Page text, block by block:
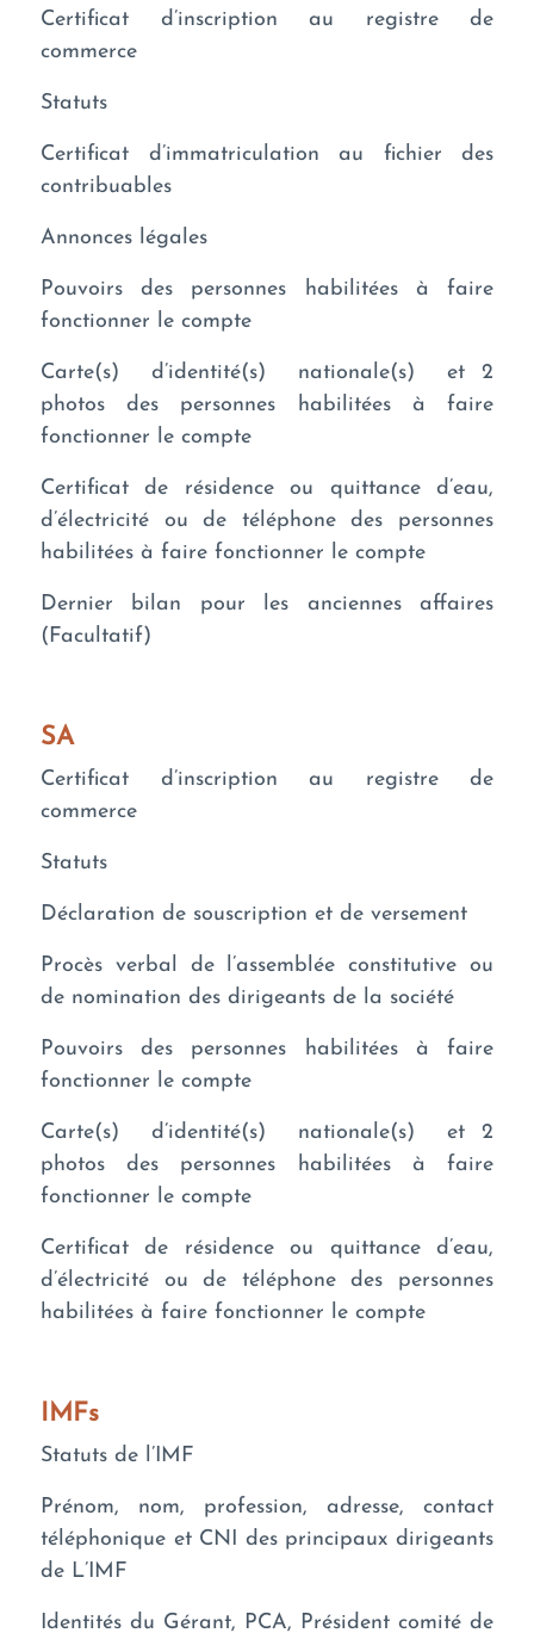
Certificat d’inscription au registre de
commerce
Statuts
Certificat d’immatriculation au fichier des
contribuables
Annonces légales
Pouvoirs des personnes habilitées à faire
fonctionner le compte
Carte(s) d’identité(s) nationale(s) et 2
photos des personnes habilitées à faire
fonctionner le compte
Certificat de résidence ou quittance d’eau,
d’électricité ou de téléphone des personnes
habilitées à faire fonctionner le compte
Dernier bilan pour les anciennes affaires
(Facultatif)
SA
Certificat d’inscription au registre de
commerce
Statuts
Déclaration de souscription et de versement
Procès verbal de l’assemblée constitutive ou
de nomination des dirigeants de la société
Pouvoirs des personnes habilitées à faire
fonctionner le compte
Carte(s) d’identité(s) nationale(s) et 2
photos des personnes habilitées à faire
fonctionner le compte
Certificat de résidence ou quittance d’eau,
d’électricité ou de téléphone des personnes
habilitées à faire fonctionner le compte
IMFs
Statuts de l’IMF
Prénom, nom, profession, adresse, contact
téléphonique et CNI des principaux dirigeants
de L’IMF
Identités du Gérant, PCA, Président comité de